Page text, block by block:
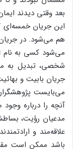
بعد وقتی‌ دیدند
این‌ جریان‌ خمسه‌ای‌
هم‌ می‌شود. در
می‌شود کسی‌ به‌ نام‌
شخصی‌، تبدیل‌ به‌
جریان‌ بابیت‌ و
می‌بایست‌
آنچه‌ را درباره‌
مدعیان‌ رؤیت‌،
علاقه‌مند و
باشد ممکن‌ است‌